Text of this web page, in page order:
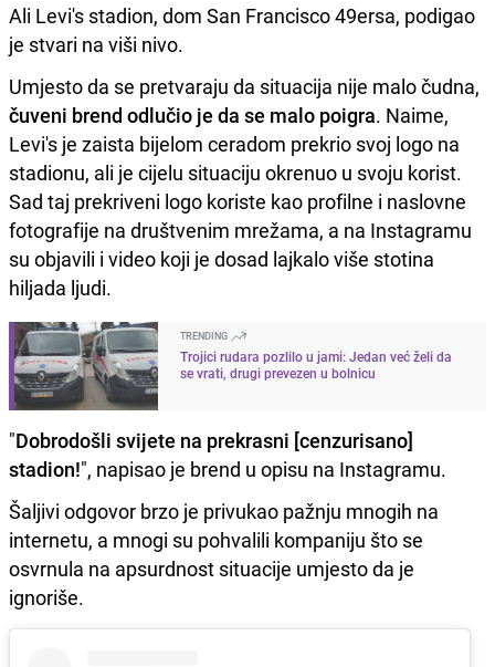
Ali Levi's stadion, dom San Francisco 49ersa, podigao
je stvari na viši nivo.
Umjesto da se pretvaraju da situacija nije malo čudna,
čuveni brend odlučio je da se malo poigra. Naime,
Levi's je zaista bijelom ceradom prekrio svoj logo na
stadionu, ali je cijelu situaciju okrenuo u svoju korist.
Sad taj prekriveni logo koriste kao profilne i naslovne
fotografije na društvenim mrežama, a na Instagramu
su objavili i video koji je dosad lajkalo više stotina
hiljada ljudi.
TRENDING
Trojici rudara pozlilo u jami: Jedan već želi da
se vrati, drugi prevezen u bolnicu
"Dobrodošli svijete na prekrasni [cenzurisano]
stadion!", napisao je brend u opisu na Instagramu.
Šaljivi odgovor brzo je privukao pažnju mnogih na
internetu, a mnogi su pohvalili kompaniju što se
osvrnula na apsurdnost situacije umjesto da je
ignoriše.